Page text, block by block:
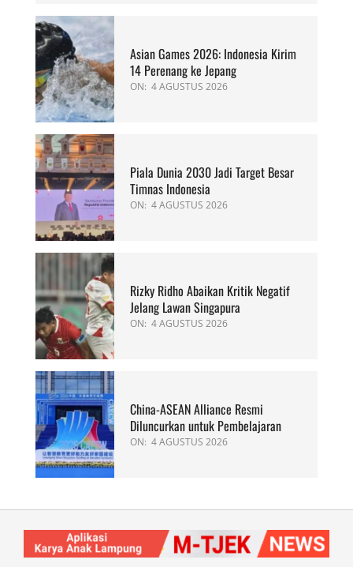
Asian Games 2026: Indonesia Kirim
14 Perenang ke Jepang
ON: 4 AGUSTUS 2026
Piala Dunia 2030 Jadi Target Besar
Timnas Indonesia
ON: 4 AGUSTUS 2026
Rizky Ridho Abaikan Kritik Negatif
Jelang Lawan Singapura
ON: 4 AGUSTUS 2026
China-ASEAN Alliance Resmi
Diluncurkan untuk Pembelajaran
ON: 4 AGUSTUS 2026